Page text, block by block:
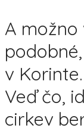
A
v
Veď čo,
cirkev